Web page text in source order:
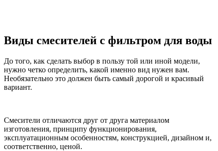
Виды смесителей с фильтром для воды
До того, как сделать выбор в пользу той или иной модели,
нужно четко определить, какой именно вид нужен вам.
Необязательно это должен быть самый дорогой и красивый
вариант.
Смесители отличаются друг от друга материалом
изготовления, принципу функционирования,
эксплуатационным особенностям, конструкцией, дизайном и,
соответственно, ценой.